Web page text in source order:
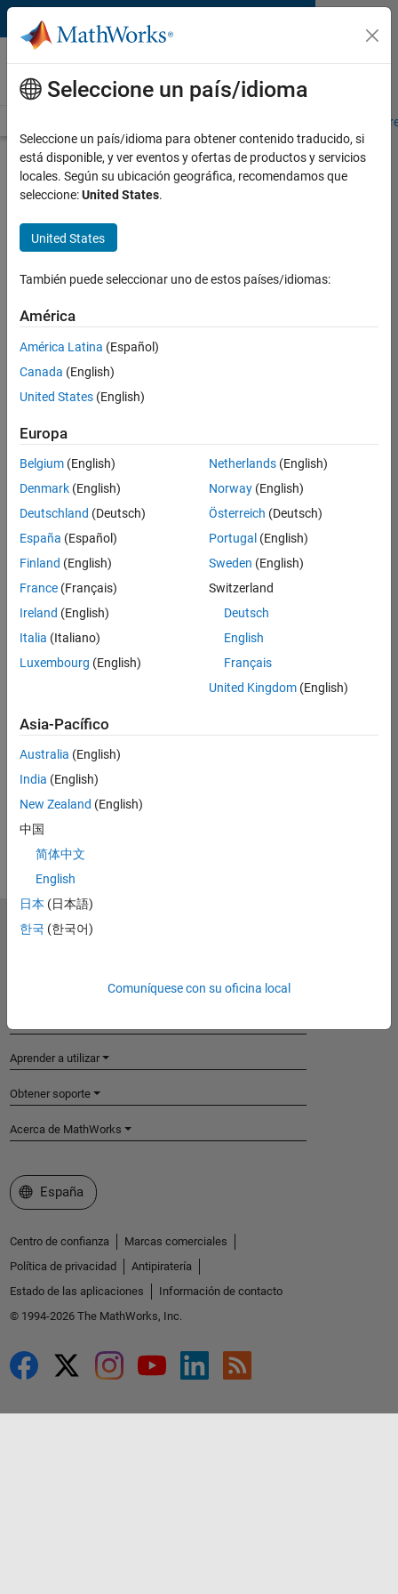
Saltar al contenido
MATLAB and Simulink
Requirements
Product Requirements &
Platform Availability for
AUTOSAR Blockset
Product Requirements
non-standard DataConstr data types
code and export ARXML files
System Composer required to create AUTOSAR
Architecture models
Simulink Compiler
Yes - see details
Eligible for Use with Parallel Computing
Introduced in R2019a
View requirements for another product:
Select product
Seleccione un país/idioma
Seleccione un país/idioma para obtener contenido traducido, si
está disponible, y ver eventos y ofertas de productos y servicios
locales. Según su ubicación geográfica, recomendamos que
seleccione:United States.
United States
También puede seleccionar uno de estos países/idiomas:
América
América Latina (Español)
Canada (English)
United States (English)
Europa
Belgium (English)
Denmark (English)
Deutschland (Deutsch)
España (Español)
Finland (English)
France (Français)
Ireland (English)
Italia (Italiano)
Luxembourg (English)
Netherlands(English)
Norway(English)
Österreich (Deutsch)
Portugal (English)
Sweden (English)
Switzerland
Deutsch
English
Français
United Kingdom(English)
Asia-Pacífico
Australia (English)
India (English)
New Zealand (English)
中国
简体中文
English
日本 (日本語)
한국 (한국어)
Comuníquese con su oficina local
MathWorks
Aprender a utilizar
Obtener soporte
Acerca de MathWorks
Seleccione un país/idioma
España
Centro de confianza
Marcas comerciales
Política de privacidad
Antipiratería
Estado de las aplicaciones
Información de contacto
© 1994-2026 The MathWorks, Inc.